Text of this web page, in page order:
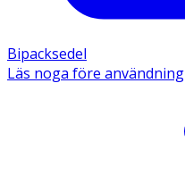
Bipacksedel
Läs noga före användning